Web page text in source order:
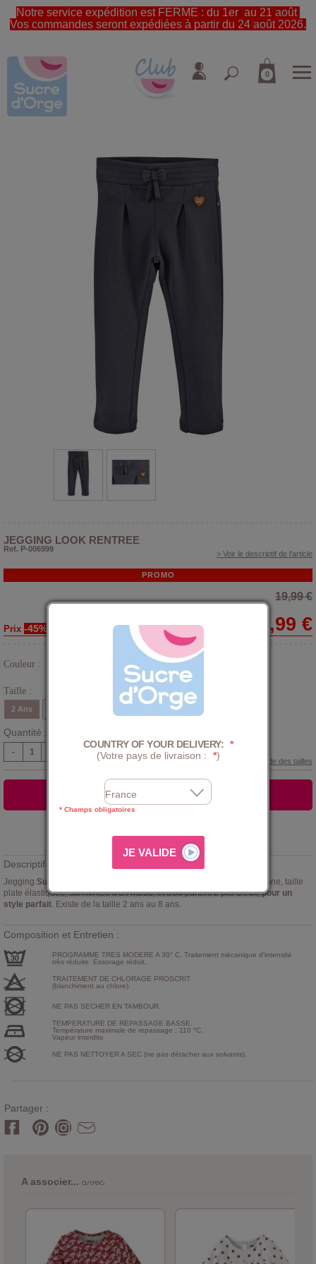
Notre service expédition est FERME : du 1er au 21 août
Vos commandes seront expédiées à partir du 24 août 2026.
0
JEGGING LOOK RENTREE
Ref. P-006999
> Voir le descriptif de l'article
PROMO
19,99 €
Prix -45% 10,99 €
Couleur :
Taille :
2 Ans 6 Ans
Quantité :
-
Guide des tailles
AJOUTER AU PANIER
Descriptif :
Jegging Sucre d'orge
, en molleton anthracite 96% coton 4% élasthanne, taille
plate élastiquée, surmontée d'un nœud, et d'où partent 2 plis creux,pour un
style parfait. Existe de la taille 2 ans au 8 ans.
Composition et Entretien :
PROGRAMME TRES MODERE A 30° C. Traitement mécanique d'intensité
très réduite. Essorage réduit.
TRAITEMENT DE CHLORAGE PROSCRIT
(blanchiment au chlore).
NE PAS SECHER EN TAMBOUR.
TEMPERATURE DE REPASSAGE BASSE.
Température maximale de repassage : 110 °C.
Vapeur interdite
NE PAS NETTOYER A SEC (ne pas détacher aux solvants).
Partager :
A associer...
COUNTRY OF YOUR DELIVERY: *
(Votre pays de livraison :
*)
* Champs obligatoires